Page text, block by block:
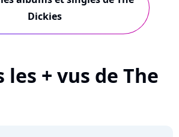
Dickies
+ vus de The